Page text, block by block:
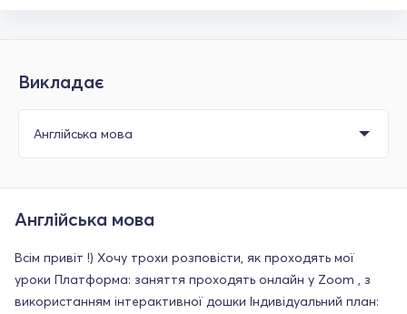
Викладає
Англійська мова
Всім привіт !) Хочу трохи розповісти, як проходять мої
уроки Платформа: заняття проходять онлайн у Zoom , з
використанням інтерактивної дошки Індивідуальний план: